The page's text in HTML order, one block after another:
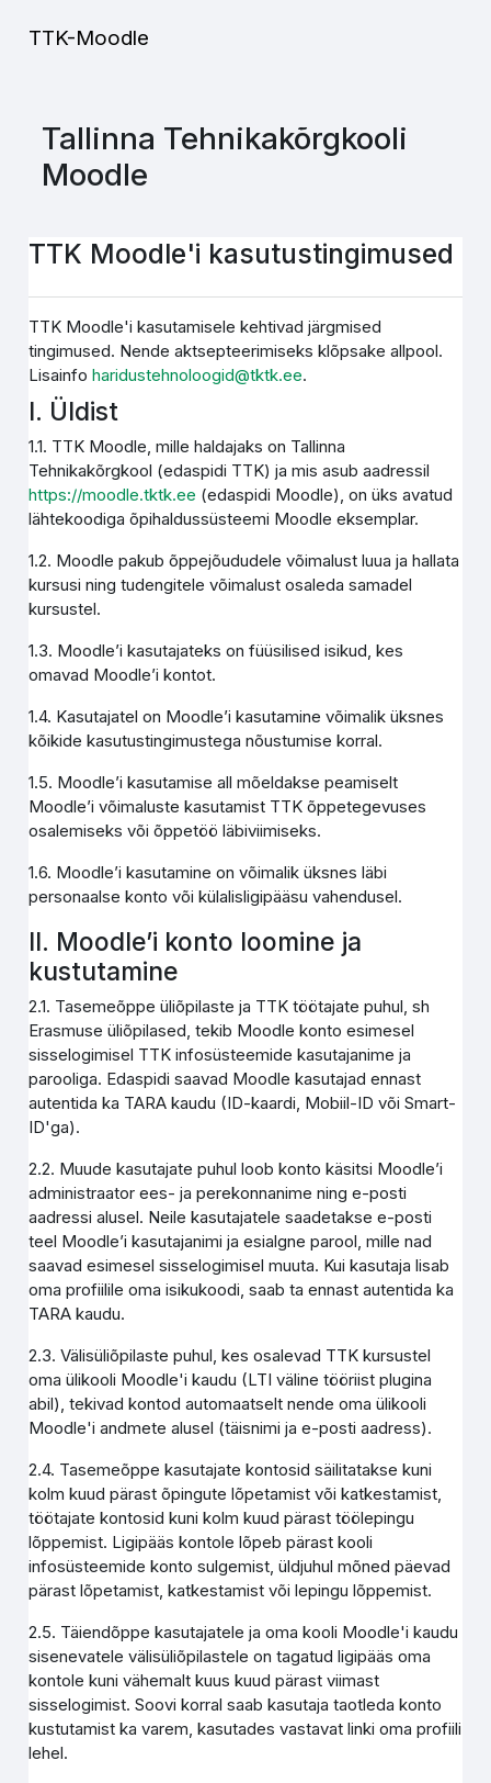
TTK-Moodle
Tallinna Tehnikakõrgkooli
Moodle
TTK Moodle'i kasutustingimused
TTK Moodle'i kasutamisele kehtivad järgmised
tingimused. Nende aktsepteerimiseks klõpsake allpool.
Lisainfoharidustehnoloogid@tktk.ee.
I. Üldist
1.1. TTK Moodle, mille haldajaks on Tallinna
Tehnikakõrgkool (edaspidi TTK) ja mis asub aadressil
https://moodle.tktk.ee (edaspidi Moodle), on üks avatud
lähtekoodiga õpihaldussüsteemi Moodle eksemplar.
1.2. Moodle pakub õppejõududele võimalust luua ja hallata
kursusi ning tudengitele võimalust osaleda samadel
kursustel.
1.3. Moodle’i kasutajateks on füüsilised isikud, kes
omavad Moodle’i kontot.
1.4. Kasutajatel on Moodle’i kasutamine võimalik üksnes
kõikide kasutustingimustega nõustumise korral.
1.5. Moodle’i kasutamise all mõeldakse peamiselt
Moodle’i võimaluste kasutamist TTK õppetegevuses
osalemiseks või õppetöö läbiviimiseks.
1.6. Moodle’i kasutamine on võimalik üksnes läbi
personaalse konto või külalisligipääsu vahendusel.
II. Moodle’i konto loomine ja
kustutamine
2.1. Tasemeõppe üliõpilaste ja TTK töötajate puhul, sh
Erasmuse üliõpilased, tekib Moodle konto esimesel
sisselogimisel TTK infosüsteemide kasutajanime ja
parooliga. Edaspidi saavad Moodle kasutajad ennast
autentida ka TARA kaudu (ID-kaardi, Mobiil-ID või Smart-
ID'ga).
2.2. Muude kasutajate puhul loob konto käsitsi Moodle’i
administraator ees- ja perekonnanime ning e-posti
aadressi alusel. Neile kasutajatele saadetakse e-posti
teel Moodle’i kasutajanimi ja esialgne parool, mille nad
saavad esimesel sisselogimisel muuta. Kui kasutaja lisab
oma profiilile oma isikukoodi, saab ta ennast autentida ka
TARA kaudu.
2.3. Välisüliõpilaste puhul, kes osalevad TTK kursustel
oma ülikooli Moodle'i kaudu (LTI väline tööriist plugina
abil), tekivad kontod automaatselt nende oma ülikooli
Moodle'i andmete alusel (täisnimi ja e-posti aadress).
2.4. Tasemeõppe kasutajate kontosid säilitatakse kuni
kolm kuud pärast õpingute lõpetamist või katkestamist,
töötajate kontosid kuni kolm kuud pärast töölepingu
lõppemist. Ligipääs kontole lõpeb pärast kooli
infosüsteemide konto sulgemist, üldjuhul mõned päevad
pärast lõpetamist, katkestamist või lepingu lõppemist.
2.5. Täiendõppe kasutajatele ja oma kooli Moodle'i kaudu
sisenevatele välisüliõpilastele on tagatud ligipääs oma
kontole kuni vähemalt kuus kuud pärast viimast
sisselogimist. Soovi korral saab kasutaja taotleda konto
kustutamist ka varem, kasutades vastavat linki oma profiili
lehel.